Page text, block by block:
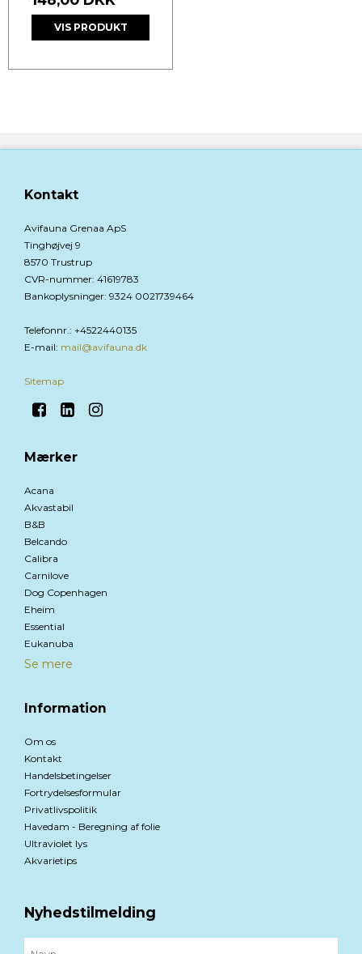
VIS PRODUKT
Kontakt
Avifauna Grenaa ApS
Tinghøjvej 9
8570 Trustrup
CVR-nummer: 41619783
Bankoplysninger: 9324 0021739464
Telefonnr. : +4522440135
E-mail: mail@avifauna.dk
Sitemap
Mærker
Acana
Akvastabil
B&B
Belcando
Calibra
Carnilove
Dog Copenhagen
Eheim
Essential
Eukanuba
Se mere
Information
Om os
Kontakt
Handelsbetingelser
Fortrydelsesformular
Privatlivspolitik
Havedam - Beregning af folie
Ultraviolet lys
Akvarietips
Nyhedstilmelding